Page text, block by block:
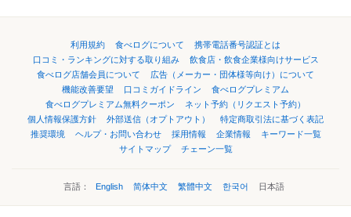
利用規約 食べログについて
携帯電話番号認証とは
口コミ・ランキングに対する取り組み
飲食店・飲食企業様向けサービス
食べログ店舗会員について
広告（メーカー・団体様等向け）について
機能改善要望
口コミガイドライン
食べログプレミアム
食べログプレミアム無料クーポン
ネット予約（リクエスト予約）
個人情報保護方針
外部送信（オプトアウト）
特定商取引法に基づく表記
推奨環境
ヘルプ・お問い合わせ 採用情報 企業情報
キーワード一覧
サイトマップ
チェーン一覧
言語： English 简体中文 繁體中文 한국어 日本語